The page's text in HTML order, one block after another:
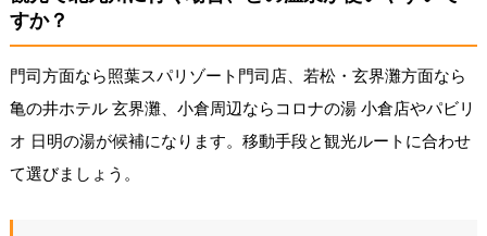
すか？
門司方面なら照葉スパリゾート門司店、若松・玄界灘方面なら
亀の井ホテル 玄界灘、小倉周辺ならコロナの湯 小倉店やパビリ
オ 日明の湯が候補になります。移動手段と観光ルートに合わせ
て選びましょう。